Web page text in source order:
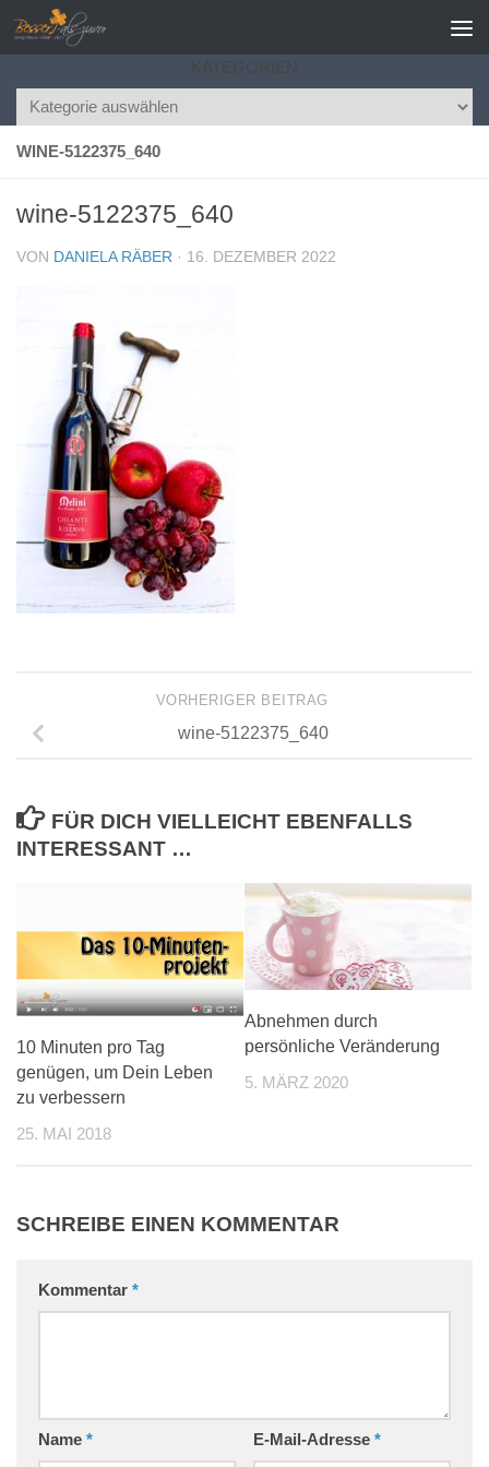
Zum Inhalt springen
KATEGORIEN
Kategorien
WINE-5122375_640
wine-5122375_640
VON DANIELA RÄBER · 16. DEZEMBER 2022
VORHERIGER BEITRAG
wine-5122375_640
FÜR DICH VIELLEICHT EBENFALLS
INTERESSANT …
10 Minuten pro Tag
genügen, um Dein Leben
zu verbessern
25. MAI 2018
Abnehmen durch
persönliche Veränderung
5. MÄRZ 2020
SCHREIBE EINEN KOMMENTAR
Kommentar *
Name * E-Mail-Adresse *